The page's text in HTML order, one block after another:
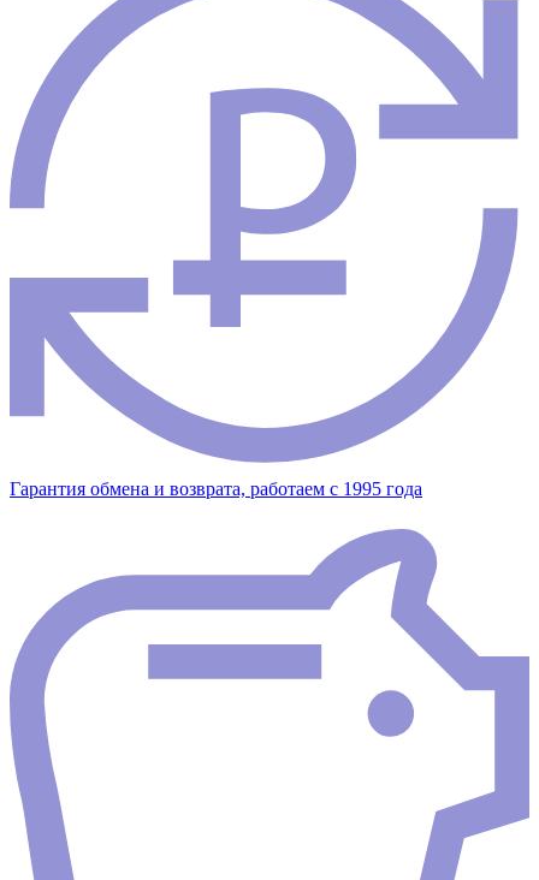
Гарантия обмена и возврата, работаем с 1995 года